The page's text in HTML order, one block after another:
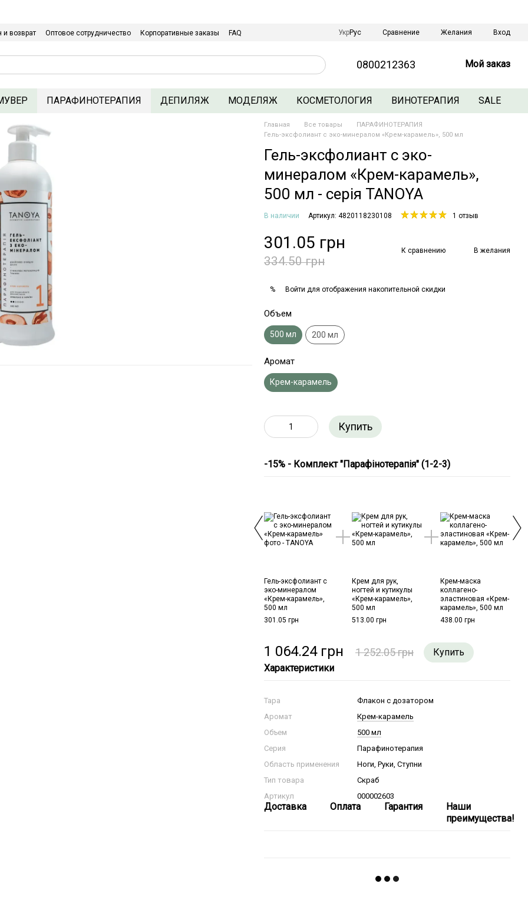
возврат Оптовое сотрудничество Корпоративные заказы
FAQ
УкрРус Сравнение Желания Вход
0800212363 Мой заказ
ПАРАФИНОТЕРАПИЯ ДЕПИЛЯЖ МОДЕЛЯЖ КОСМЕТОЛОГИЯ ВИНОТЕРАПИЯ SALE
Главная Все товары
ПАРАФИНОТЕРАПИЯ
Гель-эксфолиант с эко-минералом «Крем-карамель», 500 мл
Гель-эксфолиант с эко-
минералом «Крем-карамель»,
500 мл - серія TANOYA
В наличии Артикул: 4820118230108 1 отзыв
301.05 грн
334.50 грн
К сравнению В желания
% Войти для отображения накопительной скидки
Объем
500 мл 200 мл
Аромат
Крем-карамель
Купить
-15% - Комплект "Парафінотерапія" (1-2-3)
Гель-эксфолиант с
эко-минералом
«Крем-карамель»,
500 мл
301.05 грн
Крем для рук,
ногтей и кутикулы
«Крем-карамель»,
500 мл
513.00 грн
Крем-маска
коллагено-
эластиновая «Крем-
карамель», 500 мл
438.00 грн
1 064.24 грн 1 252.05 грн Купить
Характеристики
Тара
Флакон с дозатором
Аромат
Крем-карамель
Объем
500 мл
Серия
Парафинотерапия
Область применения
Ноги, Руки, Ступни
Тип товара
Скраб
Артикул
000002603
Доставка Оплата Гарантия
Наши
преимущества!